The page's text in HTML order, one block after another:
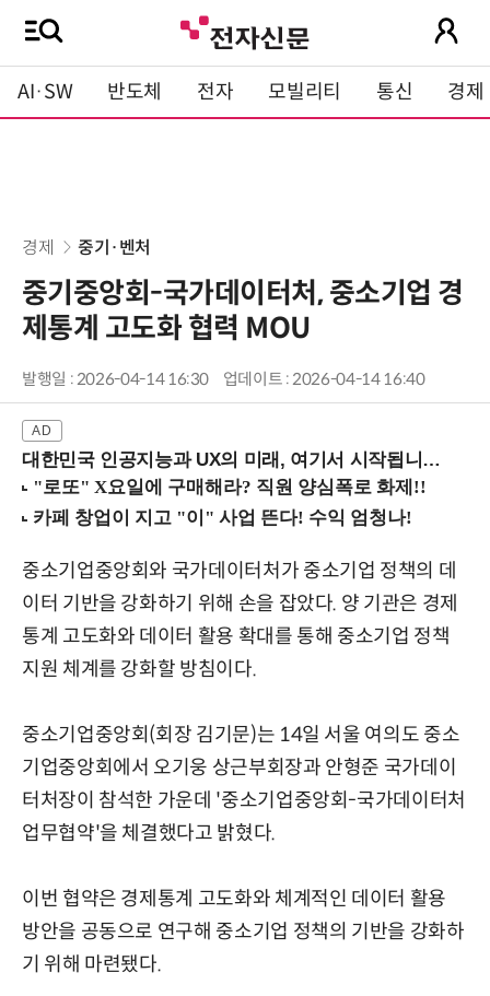
AI·SW 반도체 전자 모빌리티 통신 경제
경제 중기·벤처
중기중앙회-국가데이터처, 중소기업 경
제통계 고도화 협력 MOU
발행일 : 2026-04-14 16:30 업데이트 : 2026-04-14 16:40
대한민국 인공지능과 UX의 미래, 여기서 시작됩니다! (9/2 강남역)
중소기업중앙회와 국가데이터처가 중소기업 정책의 데
이터 기반을 강화하기 위해 손을 잡았다. 양 기관은 경제
통계 고도화와 데이터 활용 확대를 통해 중소기업 정책
지원 체계를 강화할 방침이다.
중소기업중앙회(회장 김기문)는 14일 서울 여의도 중소
기업중앙회에서 오기웅 상근부회장과 안형준 국가데이
터처장이 참석한 가운데 '중소기업중앙회-국가데이터처
업무협약'을 체결했다고 밝혔다.
이번 협약은 경제통계 고도화와 체계적인 데이터 활용
방안을 공동으로 연구해 중소기업 정책의 기반을 강화하
기 위해 마련됐다.